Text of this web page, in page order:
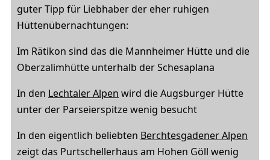
guter Tipp für Liebhaber der eher ruhigen
Hüttenübernachtungen:
Im Rätikon sind das die Mannheimer Hütte und die
Oberzalimhütte unterhalb der Schesaplana
In den Lechtaler Alpen wird die Augsburger Hütte
unter der Parseierspitze wenig besucht
In den eigentlich beliebten Berchtesgadener Alpen
zeigt das Purtschellerhaus am Hohen Göll wenig